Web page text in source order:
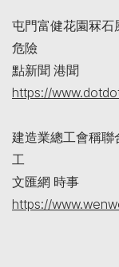
屯門富健花園冧
危險
點新聞 港聞
https://
建造業總工會稱聯
工
文匯網 時事
https://